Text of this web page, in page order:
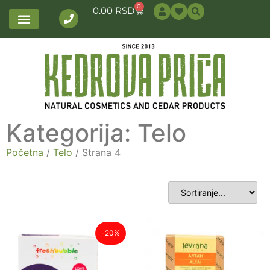
0.00 RSD 0
Kategorija: Telo
Početna / Telo / Strana 4
-20%